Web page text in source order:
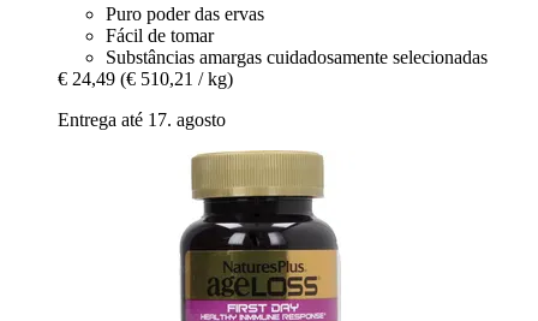
Puro poder das ervas
Fácil de tomar
Substâncias amargas cuidadosamente selecionadas
€ 24,49 (€ 510,21 / kg)
Entrega até 17. agosto